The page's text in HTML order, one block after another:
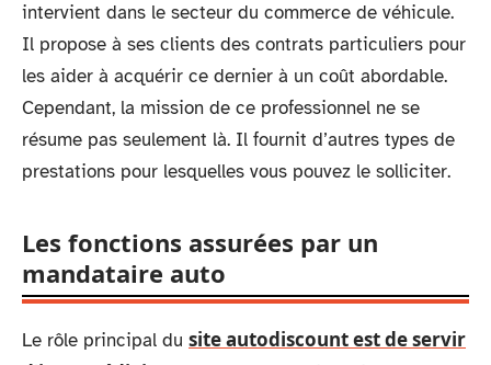
intervient dans le secteur du commerce de véhicule.
Il propose à ses clients des contrats particuliers pour
les aider à acquérir ce dernier à un coût abordable.
Cependant, la mission de ce professionnel ne se
résume pas seulement là. Il fournit d’autres types de
prestations pour lesquelles vous pouvez le solliciter.
Les fonctions assurées par un
mandataire auto
Le rôle principal du site autodiscount est de servir